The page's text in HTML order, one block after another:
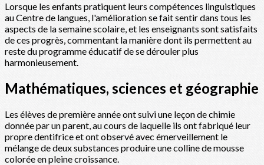
Lorsque les enfants pratiquent leurs compétences linguistiques
au Centre de langues, l'amélioration se fait sentir dans tous les
aspects de la semaine scolaire, et les enseignants sont satisfaits
de ces progrès, commentant la manière dont ils permettent au
reste du programme éducatif de se dérouler plus
harmonieusement.
Mathématiques, sciences et géographie
Les élèves de première année ont suivi une leçon de chimie
donnée par un parent, au cours de laquelle ils ont fabriqué leur
propre dentifrice et ont observé avec émerveillement le
mélange de deux substances produire une colline de mousse
colorée en pleine croissance.